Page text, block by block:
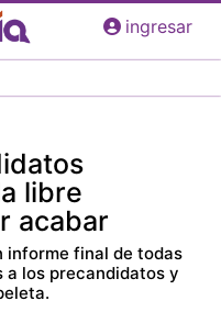
ingresar
libre
acabar
informe final de todas
a los precandidatos y